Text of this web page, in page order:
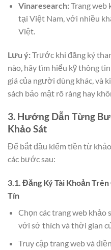
Vinaresearch:Trang web
tại Việt Nam, với nhiều
Việt.
Lưu ý:Trước khi đăng ký
nào, hãy tìm hiểu kỹ thông
giá của người dùng khác, và
sách bảo mật rõ ràng hay
3. Hướng Dẫn Từng
Khảo Sát
Để bắt đầu kiếm tiền từ
các bước sau:
3.1. Đăng Ký Tài Khoản
Tín
Chọn các trang web khảo
với sở thích và thời gian
Truy cập trang web và